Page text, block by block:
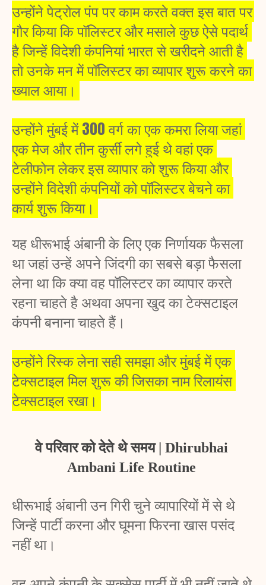
उन्होंने पेट्रोल पंप पर काम करते वक्त इस बात पर
गौर किया कि पॉलिस्टर और मसाले कुछ ऐसे पदार्थ
है जिन्हें विदेशी कंपनियां भारत से खरीदने आती है
तो उनके मन में पॉलिस्टर का व्यापार शुरू करने का
ख्याल आया।
उन्होंने मुंबई में 300 वर्ग का एक कमरा लिया जहां
एक मेज और तीन कुर्सी लगे हुई थे वहां एक
टेलीफोन लेकर इस व्यापार को शुरू किया और
उन्होंने विदेशी कंपनियों को पॉलिस्टर बेचने का
कार्य शुरू किया।
यह धीरूभाई अंबानी के लिए एक निर्णायक फैसला
था जहां उन्हें अपने जिंदगी का सबसे बड़ा फैसला
लेना था कि क्या वह पॉलिस्टर का व्यापार करते
रहना चाहते है अथवा अपना खुद का टेक्सटाइल
कंपनी बनाना चाहते हैं।
उन्होंने रिस्क लेना सही समझा और मुंबई में एक
टेक्सटाइल मिल शुरू की जिसका नाम रिलायंस
टेक्सटाइल रखा।
वे परिवार को देते थे समय | Dhirubhai
Ambani Life Routine
धीरूभाई अंबानी उन गिरी चुने व्यापारियों में से थे
जिन्हें पार्टी करना और घूमना फिरना खास पसंद
नहीं था।